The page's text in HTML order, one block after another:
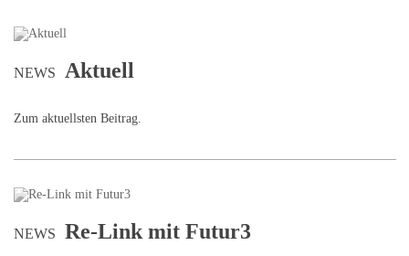
NEWS Aktuell
Zum aktuellsten Beitrag.
NEWS Re-Link mit Futur3